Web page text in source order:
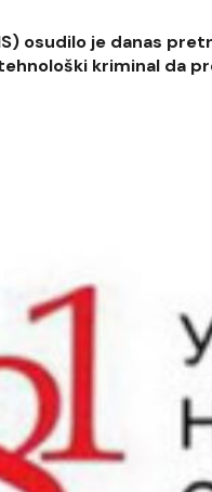
osudilo je danas
kriminal da